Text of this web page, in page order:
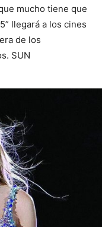
mucho tiene que
llegará a los cines
de los
SUN